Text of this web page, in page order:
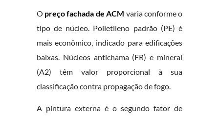
O preço fachada de ACM varia conforme o
tipo de núcleo. Polietileno padrão (PE) é
mais econômico, indicado para edificações
baixas. Núcleos antichama (FR) e mineral
(A2) têm valor proporcional à sua
classificação contra propagação de fogo.
A pintura externa é o segundo fator de